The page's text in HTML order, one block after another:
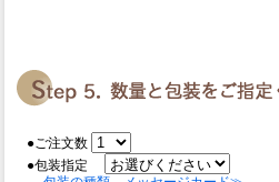
●ご注文数
●包装指定